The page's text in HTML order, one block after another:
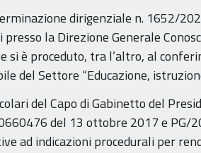
dirigenziale n. 1652/
la Direzione Generale
si è proceduto, tra l’altro, al
del Settore “Educazione,
del Capo di Gabinetto del
del 13 ottobre 2017 e PG/
ad indicazioni procedurali per